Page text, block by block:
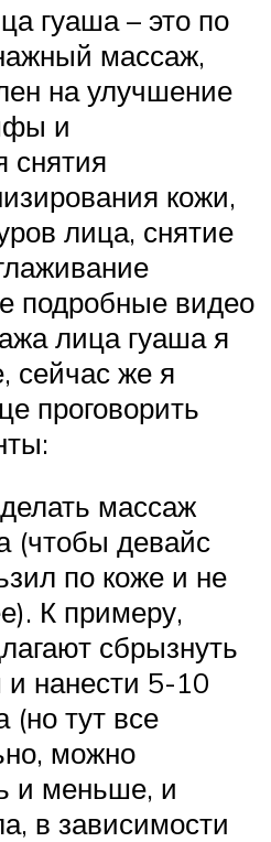
гуаша – это по
массаж,
на улучшение
и
снятия
кожи,
лица, снятие
подробные видео
лица гуаша я
сейчас же я
проговорить
массаж
(чтобы девайс
по коже и не
К примеру,
сбрызнуть
нанести 5-10
(но тут все
можно
и меньше, и
в зависимости